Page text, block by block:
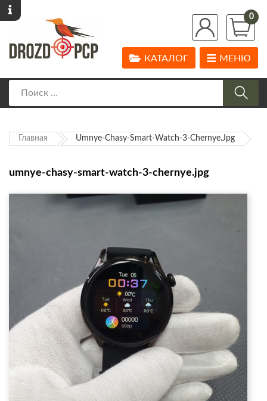
0
МЕНЮ
КАТАЛОГ
Главная Umnye-Chasy-Smart-Watch-3-Chernye.jpg
umnye-chasy-smart-watch-3-chernye.jpg